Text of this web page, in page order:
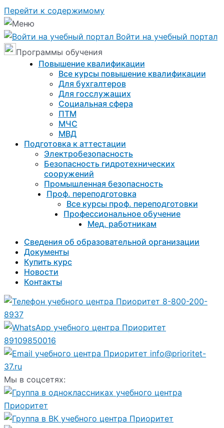
Перейти к содержимому
Войти на учебный портал
Программы обучения
Повышение квалификации
Все курсы повышение квалификации
Для бухгалтеров
Для госслужащих
Социальная сфера
ПТМ
МЧС
МВД
Подготовка к aттестации
Электробезопасность
Безопасность гидротехнических
сооружений
Промышленная безопасность
Проф. переподготовка
Все курсы проф. переподготовки
Профессиональное обучение
Мед. работникам
Сведения об образовательной организации
Документы
Купить курс
Новости
Контакты
8-800-200-
8937
89109850016
info@prioritet-
37.ru
Мы в соцсетях: